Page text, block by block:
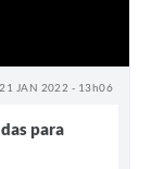
21 JAN 2022 - 13h06
para